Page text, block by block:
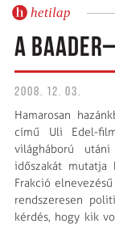
hetilap
A
2008. 12. 03.
Hamarosan
című Uli Edel-
világháború
időszakát mutatja
Frakció
rendszeresen
kérdés, hogy kik